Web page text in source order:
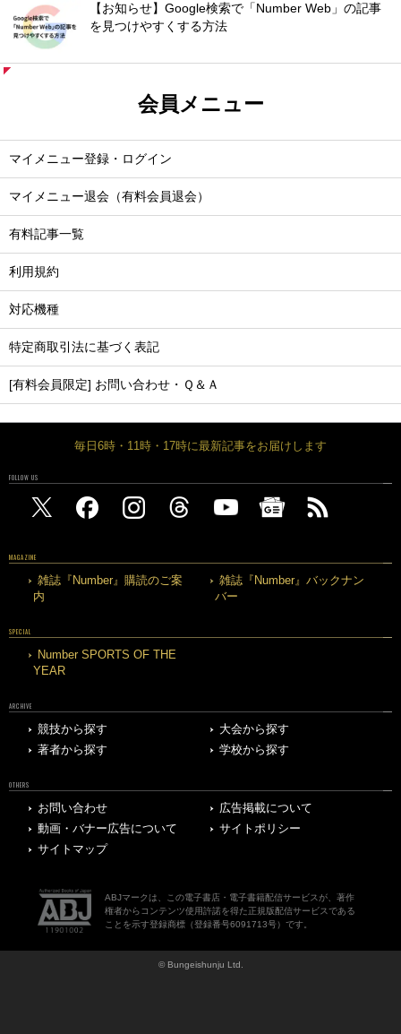
【お知らせ】Google検索で「Number Web」の記事
を見つけやすくする方法
会員メニュー
マイメニュー登録・ログイン
マイメニュー退会（有料会員退会）
有料記事一覧
利用規約
対応機種
特定商取引法に基づく表記
[有料会員限定] お問い合わせ・Ｑ＆Ａ
毎日6時・11時・17時に最新記事をお届けします
FOLLOW US
MAGAZINE
雑誌『Number』購読のご案
内
雑誌『Number』バックナン
バー
SPECIAL
Number SPORTS OF THE
YEAR
ARCHIVE
競技から探す
大会から探す
著者から探す
学校から探す
OTHERS
お問い合わせ
広告掲載について
動画・バナー広告について
サイトポリシー
サイトマップ
ABJマークは、この電子書店・電子書籍配信サービスが、著作
権者からコンテンツ使用許諾を得た正規版配信サービスである
ことを示す登録商標（登録番号6091713号）です。
© Bungeishunju Ltd.